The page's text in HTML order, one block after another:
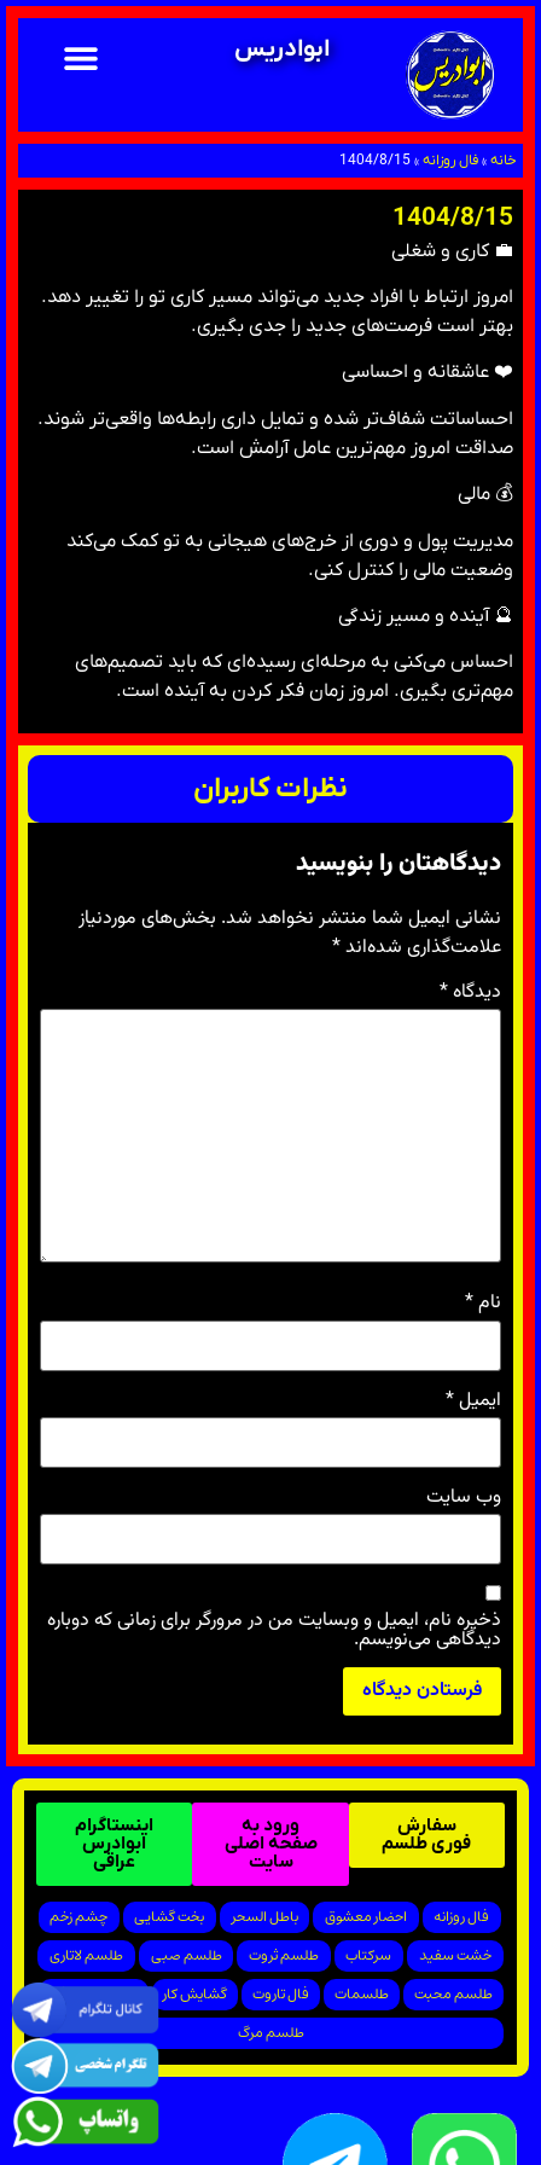
ابوادریس
خانه»فال روزانه»
1404/8/15
1404/8/15
💼 کاری و شغلی
امروز ارتباط با افراد جدید می‌تواند مسیر کاری تو را تغییر دهد.
بهتر است فرصت‌های جدید را جدی بگیری.
❤️ عاشقانه و احساسی
احساساتت شفاف‌تر شده و تمایل داری رابطه‌ها واقعی‌تر شوند.
صداقت امروز مهم‌ترین عامل آرامش است.
💰 مالی
مدیریت پول و دوری از خرج‌های هیجانی به تو کمک می‌کند
وضعیت مالی را کنترل کنی.
🔮 آینده و مسیر زندگی
احساس می‌کنی به مرحله‌ای رسیده‌ای که باید تصمیم‌های
مهم‌تری بگیری. امروز زمان فکر کردن به آینده است.
نظرات کاربران
دیدگاهتان را بنویسید
نشانی ایمیل شما منتشر نخواهد شد. بخش‌های موردنیاز
علامت‌گذاری شده‌اند*
دیدگاه*
نام*
ایمیل*
وب‌ سایت
ذخیره نام، ایمیل و وبسایت من در مرورگر برای زمانی که دوباره
دیدگاهی می‌نویسم.
سفارش
فوری طلسم
ورود به
صفحه اصلی
سایت
اینستاگرام
ابوادرس
عراقی
فال روزانه احضار معشوق باطل السحر بخت گشایی
چشم زخم
خشت سفید
سرکتاب طلسم ثروت طلسم صبی
طلسم لاتاری
طلسم محبت
طلسمات فال تاروت گشایش کار
پیروزی در دادگاه
طلسم مرگ